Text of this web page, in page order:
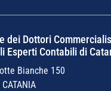
dei Dottori
Esperti Contabili di
Bianche 150